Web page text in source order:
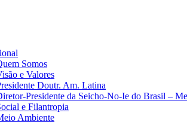
Somos
e Valores
Doutr. Am. Latina
Presidente da Seicho-No-Ie do Brasil –
e Filantropia
Ambiente